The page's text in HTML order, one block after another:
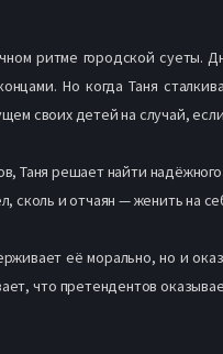
ритме городской суеты.
Но когда Таня
своих детей на случай,
Таня решает найти
сколь и отчаян — женить на
её морально, но и
что претендентов